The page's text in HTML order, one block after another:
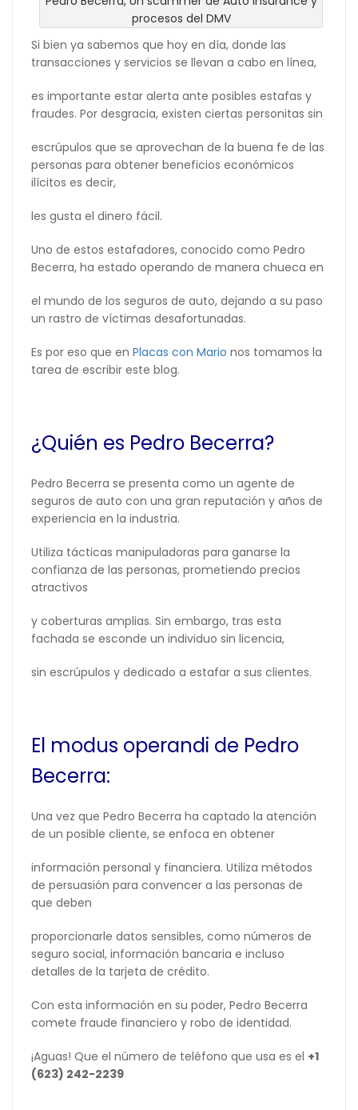
procesos del DMV
Si bien ya sabemos que hoy en día, donde las
transacciones y servicios se llevan a cabo en línea,
es importante estar alerta ante posibles estafas y
fraudes. Por desgracia, existen ciertas personitas sin
escrúpulos que se aprovechan de la buena fe de las
personas para obtener beneficios económicos
ilícitos es decir,
les gusta el dinero fácil.
Uno de estos estafadores, conocido como Pedro
Becerra, ha estado operando de manera chueca en
el mundo de los seguros de auto, dejando a su paso
un rastro de víctimas desafortunadas.
Es por eso que en Placas con Mario nos tomamos la
tarea de escribir este blog.
¿Quién es Pedro Becerra?
Pedro Becerra se presenta como un agente de
seguros de auto con una gran reputación y años de
experiencia en la industria.
Utiliza tácticas manipuladoras para ganarse la
confianza de las personas, prometiendo precios
atractivos
y coberturas amplias. Sin embargo, tras esta
fachada se esconde un individuo sin licencia,
sin escrúpulos y dedicado a estafar a sus clientes.
El modus operandi de Pedro
Becerra:
Una vez que Pedro Becerra ha captado la atención
de un posible cliente, se enfoca en obtener
información personal y financiera. Utiliza métodos
de persuasión para convencer a las personas de
que deben
proporcionarle datos sensibles, como números de
seguro social, información bancaria e incluso
detalles de la tarjeta de crédito.
Con esta información en su poder, Pedro Becerra
comete fraude financiero y robo de identidad.
¡Aguas! Que el número de teléfono que usa es el +1
(623) 242-2239